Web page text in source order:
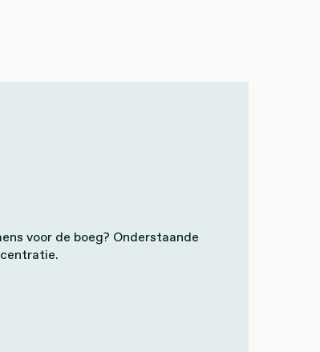
voor de boeg? Onderstaande